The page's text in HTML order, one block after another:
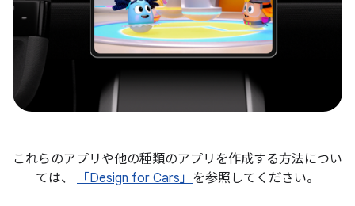
これらのアプリや他の種類のアプリを作成する方法につい
ては、
「Design for Cars」 を参照してください。